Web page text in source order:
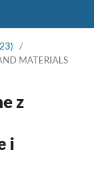
/
MATERIALS
z
i